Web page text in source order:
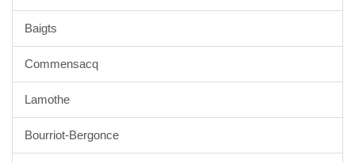
Baigts
Commensacq
Lamothe
Bourriot-Bergonce